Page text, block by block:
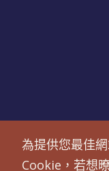
為提供您最佳
Cookie，若想